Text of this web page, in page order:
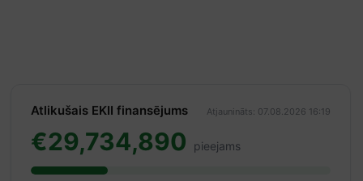
Atlikušais EKII finansējums Atjaunināts: 07.08.2026 16:19
€29,734,890 pieejams